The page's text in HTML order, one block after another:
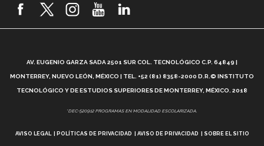
2026! (video)
¿Cómo es el Modelo Educativo Tec? (video)
Vida Tec: Feminismo e Inteligencia Artificial, Paola
AV. EUGENIO GARZA SADA 2501 SUR COL. TECNOLÓGICO C.P. 64849 |
MONTERREY, NUEVO LEÓN, MÉXICO | TEL. +52 (81) 8358-2000 D.R.© INSTITUTO
TECNOLÓGICO Y DE ESTUDIOS SUPERIORES DE MONTERREY, MÉXICO. 2018
*DEC-520912 PROGRAMAS EN MODALIDAD ESCOLARIZADA.
AVISO LEGAL POLÍTICAS DE PRIVACIDAD AVISO DE PRIVACIDAD SOBRE EL SITIO